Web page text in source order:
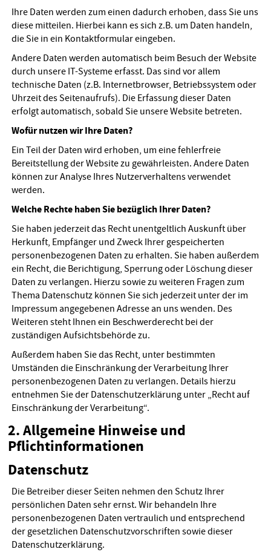
Ihre Daten werden zum einen dadurch erhoben, dass Sie uns
diese mitteilen. Hierbei kann es sich z.B. um Daten handeln,
die Sie in ein Kontaktformular eingeben.
Andere Daten werden automatisch beim Besuch der Website
durch unsere IT-Systeme erfasst. Das sind vor allem
technische Daten (z.B. Internetbrowser, Betriebssystem oder
Uhrzeit des Seitenaufrufs). Die Erfassung dieser Daten
erfolgt automatisch, sobald Sie unsere Website betreten.
Wofür nutzen wir Ihre Daten?
Ein Teil der Daten wird erhoben, um eine fehlerfreie
Bereitstellung der Website zu gewährleisten. Andere Daten
können zur Analyse Ihres Nutzerverhaltens verwendet
werden.
Welche Rechte haben Sie bezüglich Ihrer Daten?
Sie haben jederzeit das Recht unentgeltlich Auskunft über
Herkunft, Empfänger und Zweck Ihrer gespeicherten
personenbezogenen Daten zu erhalten. Sie haben außerdem
ein Recht, die Berichtigung, Sperrung oder Löschung dieser
Daten zu verlangen. Hierzu sowie zu weiteren Fragen zum
Thema Datenschutz können Sie sich jederzeit unter der im
Impressum angegebenen Adresse an uns wenden. Des
Weiteren steht Ihnen ein Beschwerderecht bei der
zuständigen Aufsichtsbehörde zu.
Außerdem haben Sie das Recht, unter bestimmten
Umständen die Einschränkung der Verarbeitung Ihrer
personenbezogenen Daten zu verlangen. Details hierzu
entnehmen Sie der Datenschutzerklärung unter „Recht auf
Einschränkung der Verarbeitung“.
2. Allgemeine Hinweise und
Pflichtinformationen
Datenschutz
Die Betreiber dieser Seiten nehmen den Schutz Ihrer
persönlichen Daten sehr ernst. Wir behandeln Ihre
personenbezogenen Daten vertraulich und entsprechend
der gesetzlichen Datenschutzvorschriften sowie dieser
Datenschutzerklärung.